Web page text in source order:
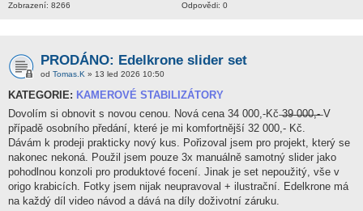
Odpovědi: 0
Zobrazení: 8266
PRODÁNO: Edelkrone slider set
od Tomas.K » 13 led 2026 10:50
KATEGORIE: KAMEROVÉ STABILIZÁTORY
Dovolím si obnovit s novou cenou. Nová cena 34 000,-Kč ̶3̶9̶ ̶0̶0̶0̶,̶-̶ V
případě osobního předání, které je mi komfortnější 32 000,- Kč.
Dávám k prodeji prakticky nový kus. Pořizoval jsem pro projekt, který se
nakonec nekoná. Použil jsem pouze 3x manuálně samotný slider jako
pohodlnou konzoli pro produktové focení. Jinak je set nepoužitý, vše v
origo krabicích. Fotky jsem nijak neupravoval + ilustrační. Edelkrone má
na každý díl video návod a dává na díly doživotní záruku.